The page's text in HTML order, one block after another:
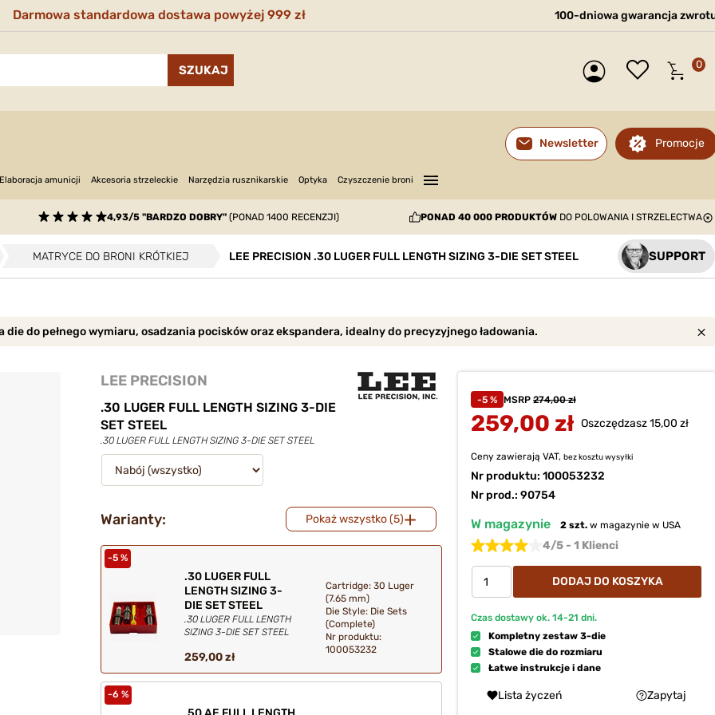
Darmowa standardowa dostawa powyżej 999 zł 100-dniowa gwarancja
0
Newsletter Promocje
Elaboracja amunicji Akcesoria strzeleckie Narzędzia rusznikarskie Optyka Czyszczenie broni —
—
—
4,93/5 "BARDZO DOBRY"(PONAD 1400 RECENZJI) PONAD 40 000 PRODUKTÓW DO POLOWANIA I STRZELECTWA
MATRYCE DO BRONI KRÓTKIEJ LEE PRECISION .30 LUGER FULL LENGTH SIZING 3-DIE SET STEEL SUPPORT
do pełnego wymiaru, osadzania pocisków oraz ekspandera, idealny do precyzyjnego ładowania.
LEE PRECISION
.30 LUGER FULL LENGTH SIZING 3-DIE
SET STEEL
.30 LUGER FULL LENGTH SIZING 3-DIE SET STEEL
Warianty: Pokaż wszystko (5)
-5 %
.30 LUGER FULL
LENGTH SIZING 3-
DIE SET STEEL
.30 LUGER FULL LENGTH
SIZING 3-DIE SET STEEL
259,00 zł
Cartridge: 30 Luger
(7.65 mm)
Die Style: Die Sets
(Complete)
Nr produktu:
100053232
-6 %
-5 % MSRP 274,00 zł
259,00 zł Oszczędzasz 15,00 zł
Ceny zawierają VAT, bez kosztuwysyłki
Nr produktu: 100053232
Nr prod.: 90754
W magazynie 2 szt. w magazynie w USA
4/5 - 1 Klienci
DODAJ DO KOSZYKA
Czas dostawy ok. 14-21 dni.
Kompletny zestaw 3-die
Stalowe die do rozmiaru
Łatwe instrukcje i dane
Lista życzeń Zapytaj